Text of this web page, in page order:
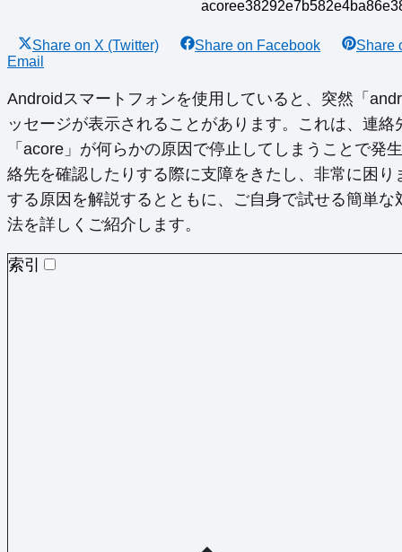
Share on X (Twitter) Share on Facebook
Share
Email
Androidスマートフォンを使用していると、突然「
ッセージが表示されることがあります。これは、連
「acore」が何らかの原因で停止してしまうことで
絡先を確認したりする際に支障をきたし、非常に困
する原因を解説するとともに、ご自身で試せる簡単
法を詳しくご紹介します。
索引